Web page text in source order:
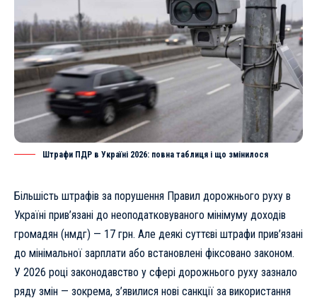
Штрафи ПДР в Україні 2026: повна таблиця і що змінилося
Більшість штрафів за порушення Правил дорожнього руху в
Україні прив’язані до неоподатковуваного мінімуму доходів
громадян (нмдг) — 17 грн. Але деякі суттєві штрафи прив’язані
до мінімальної зарплати або встановлені фіксовано законом.
У 2026 році законодавство у сфері дорожнього руху зазнало
ряду змін — зокрема, з’явилися нові санкції за використання